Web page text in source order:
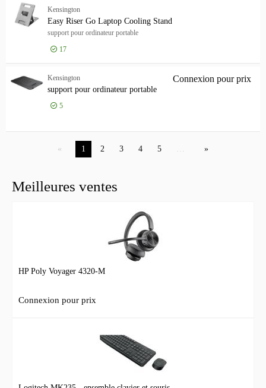
Kensington
Easy Riser Go Laptop Cooling Stand
support pour ordinateur portable
17
Kensington
support pour ordinateur portable
5
Connexion pour prix
1 2 3 4 5 …
Meilleures ventes
HP Poly Voyager 4320-M
Connexion pour prix